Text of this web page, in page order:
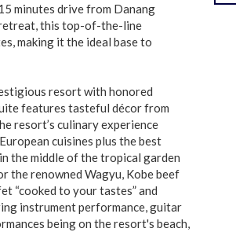
minutes drive from Danang
this top-of-the-line
making it the ideal base to
resort with honored
features tasteful décor from
resort’s culinary experience
cuisines plus the best
the middle of the tropical garden
the renowned Wagyu, Kobe beef
“cooked to your tastes” and
instrument performance, guitar
being on the resort's beach,